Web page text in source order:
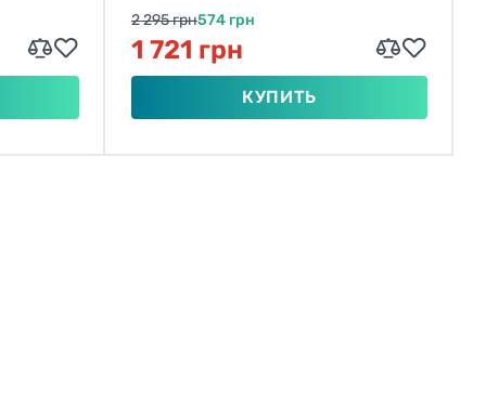
2 295 грн574 грн
1 721 грн
КУПИТЬ